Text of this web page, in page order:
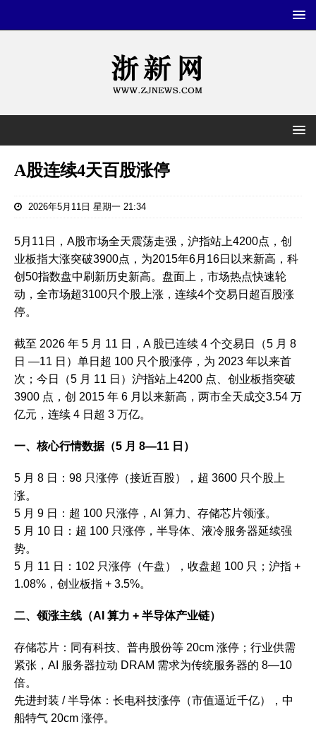
A股连续4天百股涨停
2026年5月11日 星期一 21:34
5月11日，A股市场全天震荡走强，沪指站上4200点，创
业板指大涨突破3900点，为2015年6月16日以来新高，科
创50指数盘中刷新历史新高。盘面上，市场热点快速轮
动，全市场超3100只个股上涨，连续4个交易日超百股涨
停。‌‌
截至 2026 年 5 月 11 日，A 股已连续 4 个交易日（5 月 8
日 —11 日）单日超 100 只个股涨停，为 2023 年以来首
次；今日（5 月 11 日）沪指站上4200 点、创业板指突破
3900 点，创 2015 年 6 月以来新高，两市全天成交3.54 万
亿元，连续 4 日超 3 万亿。
一、核心行情数据（5 月 8—11 日）
5 月 8 日：98 只涨停（接近百股），超 3600 只个股上
涨。
5 月 9 日：超 100 只涨停，AI 算力、存储芯片领涨。
5 月 10 日：超 100 只涨停，半导体、液冷服务器延续强
势。
5 月 11 日：102 只涨停（午盘），收盘超 100 只；沪指 +
1.08%，创业板指 + 3.5%。
二、领涨主线（AI 算力 + 半导体产业链）
存储芯片：同有科技、普冉股份等 20cm 涨停；行业供需
紧张，AI 服务器拉动 DRAM 需求为传统服务器的 8—10
倍。
先进封装 / 半导体：长电科技涨停（市值逼近千亿），中
船特气 20cm 涨停。